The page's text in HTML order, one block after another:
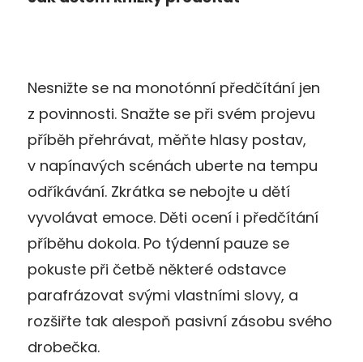
Nesnižte se na monotónní předčítání jen
z povinnosti. Snažte se při svém projevu
příběh přehrávat, měňte hlasy postav,
v napínavých scénách uberte na tempu
odříkávání. Zkrátka se nebojte u dětí
vyvolávat emoce. Děti ocení i předčítání
příběhu dokola. Po týdenní pauze se
pokuste při četbě některé odstavce
parafrázovat svými vlastními slovy, a
rozšiřte tak alespoň pasivní zásobu svého
drobečka.